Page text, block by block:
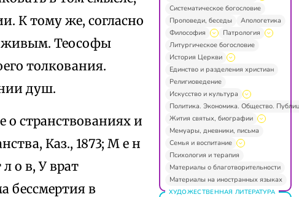
К тому же, согласно
живым. Теософы
толкования.
душ.
о странствованиях и
Каз., 1873; М е н
о в, У врат
бессмертия в
Систематическое богословие
Проповеди, беседы
Апологетика
Философия
Патрология
Литургическое богословие
История Церкви
Единство и разделения христиан
Религиоведение
Искусство и культура
Политика. Экономика. Общество.
Жития святых, биографии
Мемуары, дневники, письма
Семья и воспитание
Психология и терапия
Материалы о благотворительности
Материалы на иностранных языках
ХУДОЖЕСТВЕННАЯ ЛИТЕРАТУРА